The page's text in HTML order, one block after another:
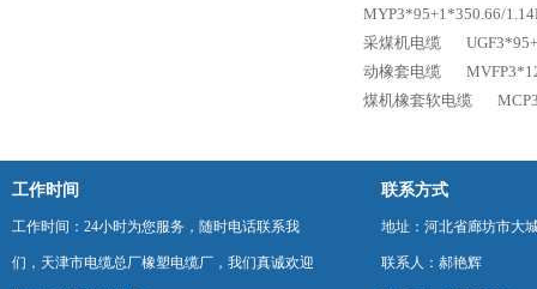
MYP3*95+1*350.66/
采煤机电缆
动橡套电缆
煤机橡套软电缆
工作时间
工作时间：24小时为您服务，随时电话联系我
们，天津市电缆总厂橡塑电缆厂，我们真诚欢迎
联系方式
地址：河北省廊坊市大
联系人：郝艳辉